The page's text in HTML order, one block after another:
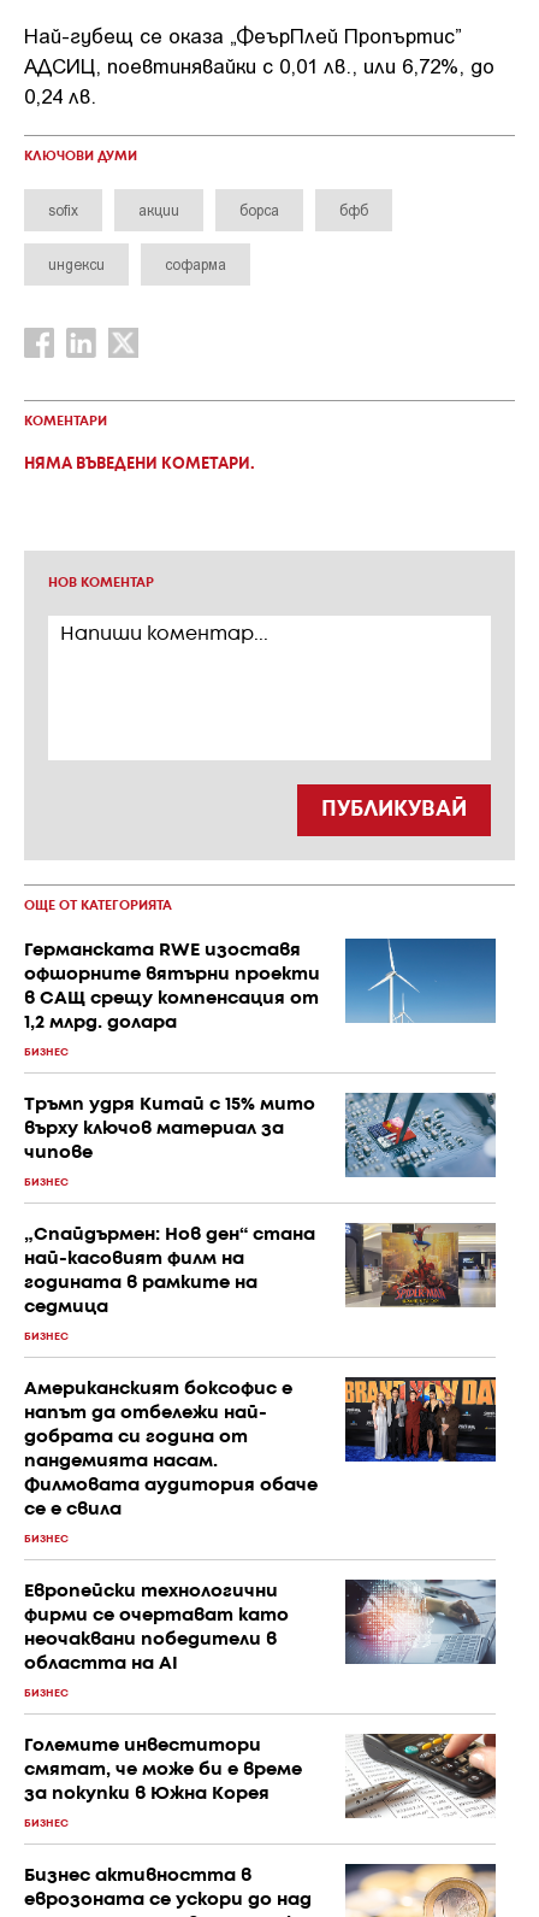
Най-губещ се оказа „ФеърПлей Пропъртис”
АДСИЦ, поевтинявайки с 0,01 лв., или 6,72%, до
0,24 лв.
КЛЮЧОВИ ДУМИ
sofix акции борса бфб
индекси софарма
КОМЕНТАРИ
НЯМА ВЪВЕДЕНИ КОМЕТАРИ.
НОВ КОМЕНТАР
ПУБЛИКУВАЙ
ОЩЕ ОТ КАТЕГОРИЯТА
Германската RWE изоставя
офшорните вятърни проекти
в САЩ срещу компенсация от
1,2 млрд. долара
БИЗНЕС
Тръмп удря Китай с 15% мито
върху ключов материал за
чипове
БИЗНЕС
„Спайдърмен: Нов ден“ стана
най-касовият филм на
годината в рамките на
седмица
БИЗНЕС
Американският боксофис е
напът да отбележи най-
добрата си година от
пандемията насам.
Филмовата аудитория обаче
се е свила
БИЗНЕС
Европейски технологични
фирми се очертават като
неочаквани победители в
областта на AI
БИЗНЕС
Големите инвеститори
смятат, че може би е време
за покупки в Южна Корея
БИЗНЕС
Бизнес активността в
еврозоната се ускори до над